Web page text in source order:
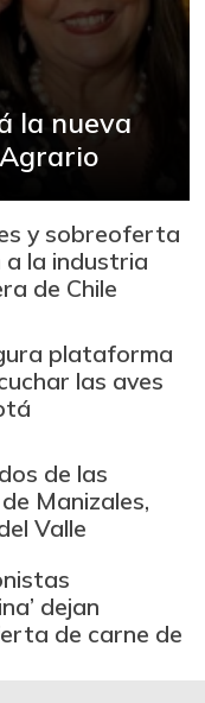
la nueva
y sobreoferta
a la industria
de Chile
plataforma
las aves
de las
Manizales,
Valle
dejan
de carne de